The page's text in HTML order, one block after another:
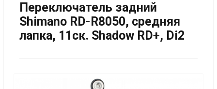
Переключатель задний
Shimano RD-R8050, средняя
лапка, 11ск. Shadow RD+, Di2